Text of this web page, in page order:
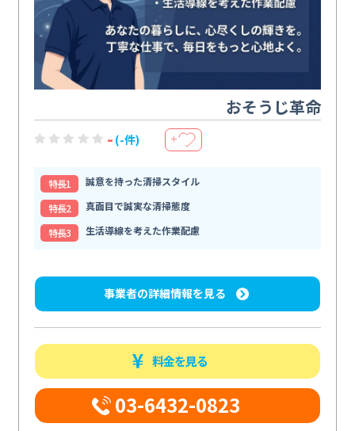
おそうじ革命
- (-件) ＋
特⻑1
誠意を持った清掃スタイル
特⻑2
真面目で誠実な清掃態度
特⻑3
生活導線を考えた作業配慮
事業者の詳細情報を見る
料金を見る
03-6432-0823